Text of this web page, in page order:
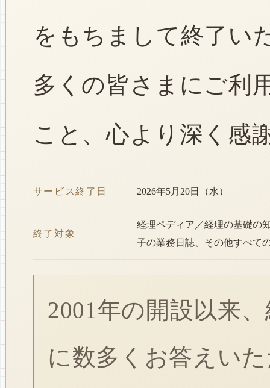
をもちまして終了い
多くの皆さまにご利
こと、心より深く感
サービス終了日 2026年5月20日（水）
終了対象
経理ペディア／経理の基礎の
子の業務日誌、その他すべて
2001年の開設以来
に数多くお答えい